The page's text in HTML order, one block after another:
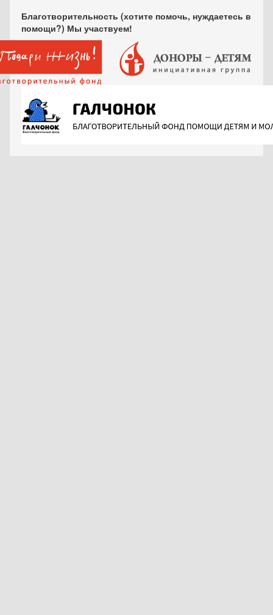
Благотворительность (хотите помочь, нуждаетесь в
помощи?) Мы участвуем!